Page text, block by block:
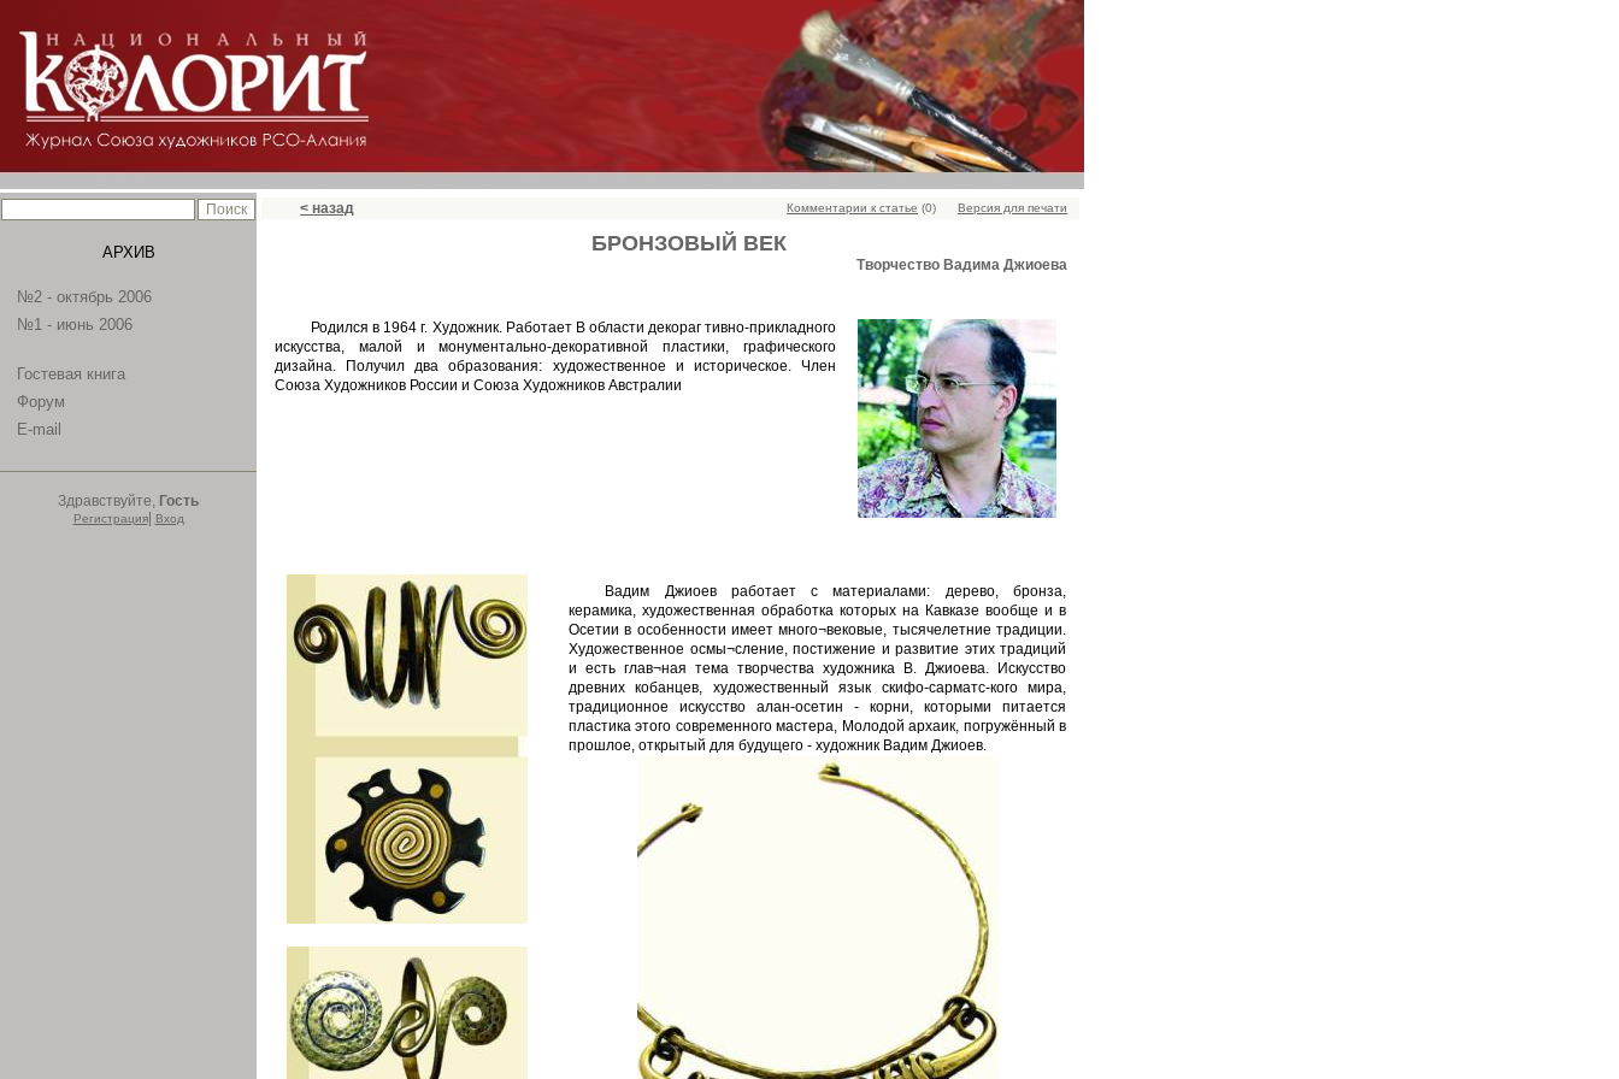
АРХИВ
№2 - октябрь 2006
№1 - июнь 2006
Гостевая книга
Форум
E-mail
Здравствуйте, Гость
Регистрация| Вход
< назад Комментарии к статье (0) Версия для печати
БРОНЗОВЫЙ ВЕК
Творчество Вадима Джиоева
Родился в 1964 г. Художник. Работает В области декораг тивно-прикладного
искусства, малой и монументально-декоративной пластики, графического
дизайна. Получил два образования: художественное и историческое. Член
Союза Художников России и Союза Художников Австралии
Вадим Джиоев работает с материалами: дерево, бронза,
керамика, художественная обработка которых на Кавказе вообще и в
Осетии в особенности имеет много¬вековые, тысячелетние традиции.
Художественное осмы¬сление, постижение и развитие этих традиций
и есть глав¬ная тема творчества художника В. Джиоева. Искусство
древних кобанцев, художественный язык скифо-сарматс-кого мира,
традиционное искусство алан-осетин - корни, которыми питается
пластика этого современного мастера, Молодой архаик, погружённый в
прошлое, открытый для будущего - художник Вадим Джиоев.